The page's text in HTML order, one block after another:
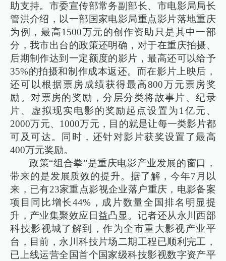
助支持。市委宣传部常务副部长、市电影局局长
管洪介绍，以一部国家电影局重点影片落地重庆
为例，最高1500万元的创作资助只是其中一部
分，我市出台的政策还明确，对于在重庆拍摄、
后期制作达到一定额度的影片，最高还可以给予
35%的拍摄和制作成本返还。而在影片上映后，
还可以根据票房成绩获得最高800万元票房奖
励。对票房的奖励，分层分类将故事片、纪录
片、虚拟现实电影的奖励起点设置为1亿元、
2000万元、1000万元，目的就是让每一类影片都
可及可达。同时，还针对影片获奖设置了最高
400万元奖励。
政策“组合拳”是重庆电影产业发展的窗口，
带来的是发展质效的提升。据了解，今年7月以
来，已有23家重点影视企业落户重庆，电影备案
项目同比增长44%，成片数量全国排名明显提
升，产业集聚效应日益凸显。记者还从永川西部
科技影视城了解到，作为全市重大影视产业平
台，目前，永川科技片场二期工程已顺利完工，
已上线运营全国首个国家级科技影视数字资产平